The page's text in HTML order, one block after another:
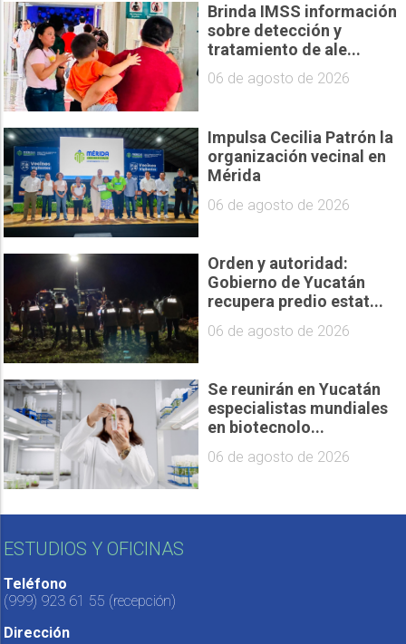
Brinda IMSS información
sobre detección y
tratamiento de ale...
06 de agosto de 2026
Impulsa Cecilia Patrón la
organización vecinal en
Mérida
06 de agosto de 2026
Orden y autoridad:
Gobierno de Yucatán
recupera predio estat...
06 de agosto de 2026
Se reunirán en Yucatán
especialistas mundiales
en biotecnolo...
06 de agosto de 2026
ESTUDIOS Y OFICINAS
Teléfono
(999) 923 61 55 (recepción)
Dirección